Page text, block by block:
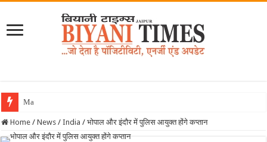
May 2026 Biyani
Home / News / India / भोपाल और इंदौर में पुलिस आयुक्त होंगे कप्तान